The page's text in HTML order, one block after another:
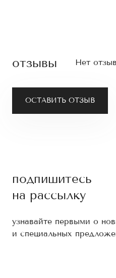
отзывы Нет
ОСТАВИТЬ ОТЗЫВ
подпишитесь
на рассылку
узнавайте первыми о
и специальных